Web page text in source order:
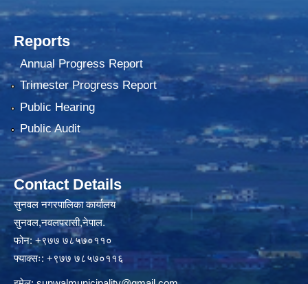
Reports
Annual Progress Report
Trimester Progress Report
Public Hearing
Public Audit
Contact Details
सुनवल नगरपालिका कार्यालय
सुनवल,नवलपरासी,नेपाल.
फोन: +९७७ ७८५७०११०
फ्याक्सः: +९७७ ७८५७०११६